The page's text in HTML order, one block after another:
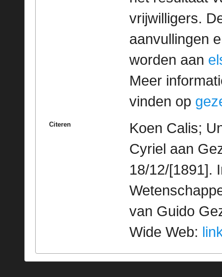
vrijwilligers.
aanvullingen
worden aan
Meer
vinden op
Citeren
Koen Calis;
Cyriel aan
18/12/[1891].
van Guido
Wide Web: